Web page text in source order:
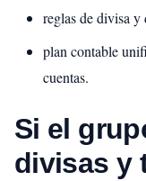
reglas de divisa y
plan contable
cuentas.
Si el
divisas y